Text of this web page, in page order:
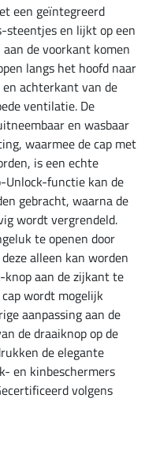
een geïntegreerd
steentjes en lijkt op een
de voorkant komen
langs het hoofd naar
achterkant van de
ventilatie. De
en wasbaar
waarmee de cap met
is een echte
Unlock-functie kan de
gebracht, waarna de
wordt vergrendeld.
te openen door
alleen kan worden
knop aan de zijkant te
wordt mogelijk
aanpassing aan de
de draaiknop op de
de elegante
en kinbeschermers
volgens